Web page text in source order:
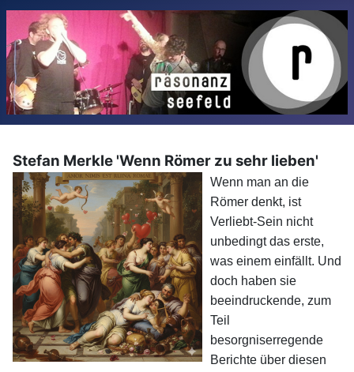
Stefan Merkle 'Wenn Römer zu sehr lieben'
Wenn man an die
Römer denkt, ist
Verliebt-Sein nicht
unbedingt das erste,
was einem einfällt. Und
doch haben sie
beeindruckende, zum
Teil
besorgniserregende
Berichte über diesen